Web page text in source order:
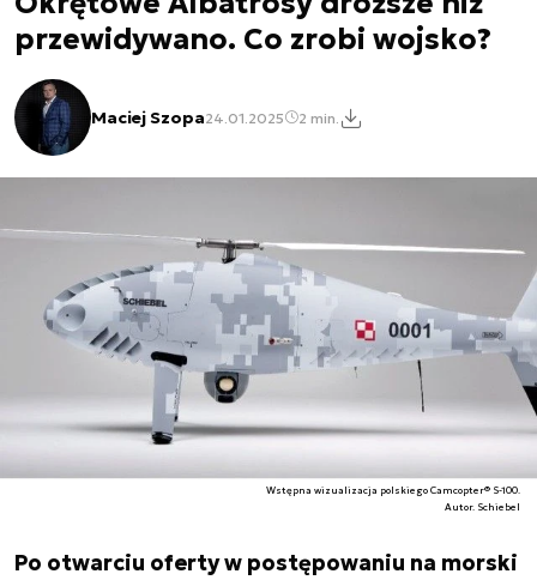
przewidywano. Co zrobi wojsko?
Maciej Szopa24.01.2025 2 min.
Wstępna wizualizacja polskiego Camcopter® S-100.
Autor. Schiebel
Po otwarciu oferty w postępowaniu na morski